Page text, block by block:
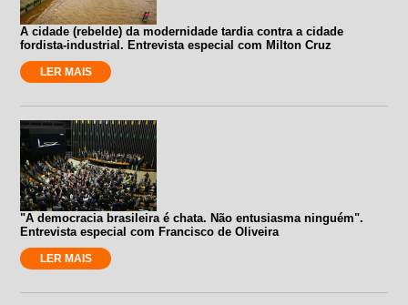
A cidade (rebelde) da modernidade tardia contra a cidade
fordista-industrial. Entrevista especial com Milton Cruz
LER MAIS
"A democracia brasileira é chata. Não entusiasma ninguém".
Entrevista especial com Francisco de Oliveira
LER MAIS